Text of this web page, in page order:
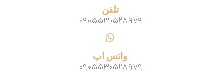
تلفن
۰۹۰۵۵۳۰۵۲۸۹۷۹
واتس اپ
۰۹۰۵۵۳۰۵۲۸۹۷۹